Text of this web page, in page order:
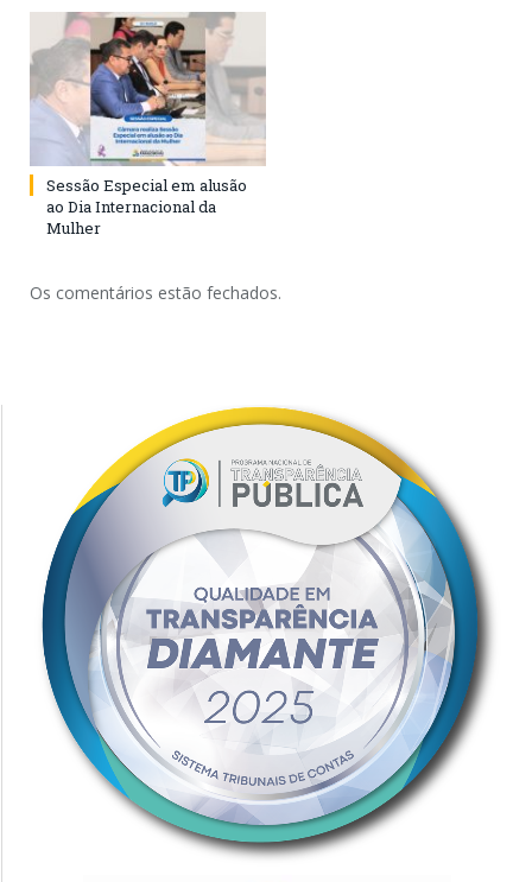
Sessão Especial em alusão
ao Dia Internacional da
Mulher
Os comentários estão fechados.